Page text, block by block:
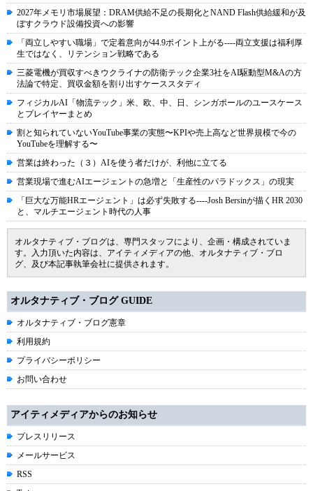
2027年メモリ市場展望：DRAM供給不足の長期化とNAND Flash供給緩和が及
ぼすクラウド設備投資への影響
「両立しやすい職場」で定着意向が44.9ポイント上がる----両立支援は福利厚
生ではなく、リテンション戦略である
三菱電機が買収すべきウクライナの防衛テック企業3社をAI駆動型M&Aの方
法論で特定、買収金額を割り出すケーススタディ
フィジカルAI「物流テック」米、欧、中、日、シンガポールのユースケース
とプレイヤーまとめ
割と知られていないYouTube事業の実態〜KPIや売上高など世界規模で今の
YouTubeを理解する〜
営業は終わった（３）AIを使う者だけが、利他に立てる
営業現場で進むAIエージェントの急増と「生産性のパラドックス」の現実
「巨大な万能HRエージェント」は必ず失敗する----Josh Bersinが描くHR 2030
と、マルチエージェント時代の人事
オルタナティブ・ブログは、専門スタッフにより、企画・構成されていま
す。入力頂いた内容は、アイティメディアの他、オルタナティブ・ブロ
グ、及び本記事執筆会社に提供されます。
オルタナティブ・ブログ GUIDE
オルタナティブ・ブログ憲章
利用規約
プライバシーポリシー
お問い合わせ
アイティメディアからのお知らせ
プレスリリース
メールサービス
RSS